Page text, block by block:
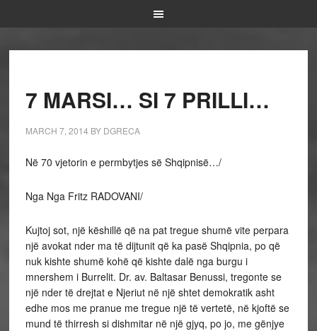
7 MARSI… SI 7 PRILLI…
MARCH 7, 2014 BY DGRECA
Në 70 vjetorin e permbytjes së Shqipnisë…/
Nga Nga Fritz RADOVANI/
Kujtoj sot, një këshillë që na pat tregue shumë vite perpara
një avokat nder ma të dijtunit që ka pasë Shqipnia, po që
nuk kishte shumë kohë që kishte dalë nga burgu i
mnershem i Burrelit. Dr. av. Baltasar Benussi, tregonte se
një nder të drejtat e Njeriut në një shtet demokratik asht
edhe mos me pranue me tregue një të vertetë, në kjoftë se
mund të thirresh si dishmitar në një gjyq, po jo, me gënjye